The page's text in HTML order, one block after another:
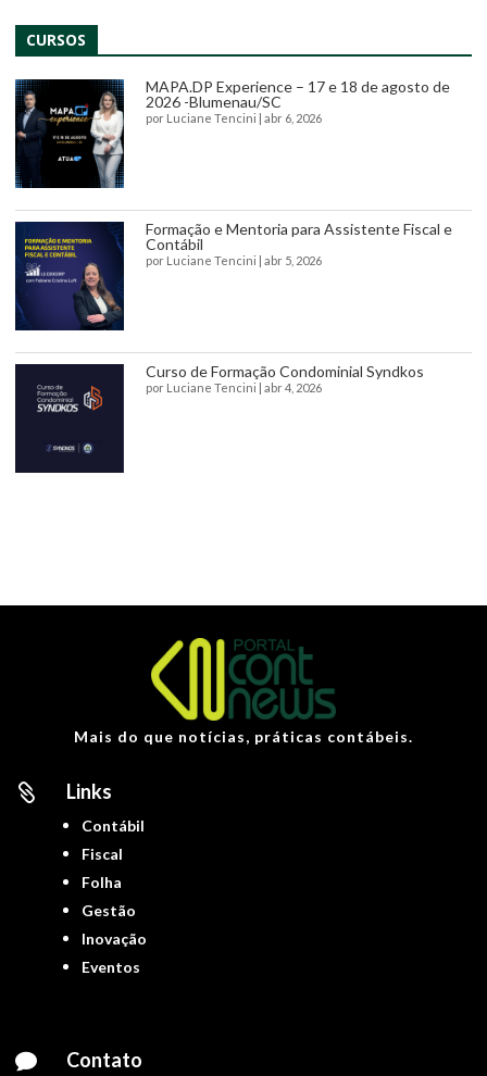
CURSOS
MAPA.DP Experience – 17 e 18 de agosto de
2026 -Blumenau/SC
por Luciane Tencini | abr 6, 2026
Formação e Mentoria para Assistente Fiscal e
Contábil
por Luciane Tencini | abr 5, 2026
Curso de Formação Condominial Syndkos
por Luciane Tencini | abr 4, 2026
Mais do que notícias, práticas contábeis.
 Links
Contábil
Fiscal
Folha
Gestão
Inovação
Eventos
 Contato